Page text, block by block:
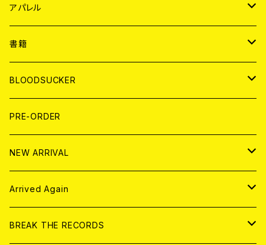
WORLD
JAPAN
７EP
LP
WORLD
7EP
LP
アパレル
JAPAN
T-shirt
HOOD
WORLD
T-shirt
HOOD
書籍
MAGAZINE
BOLLOCKS
EL ZINE
写真集 (PHOTOBOOK)
BLOODSUCKER
CD
アナログ
アパレル
書籍
PRE-ORDER
NEW ARRIVAL
CD
アナログ
Arrived Again
CD
BREAK THE RECORDS